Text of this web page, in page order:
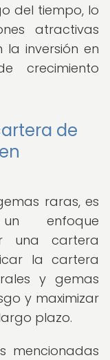
del tiempo, lo
atractivas
inversión en
crecimiento
de
raras, es
enfoque
una cartera
la cartera
y gemas
y maximizar
plazo.
mencionadas